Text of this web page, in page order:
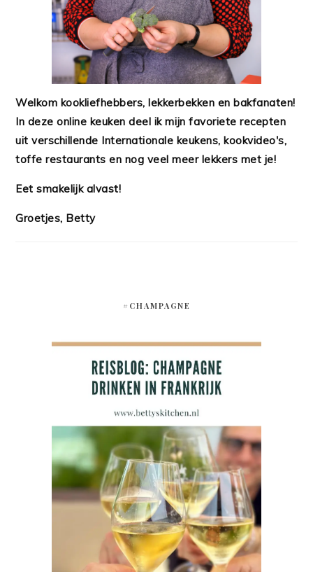
Welkom kookliefhebbers, lekkerbekken en bakfanaten!
In deze online keuken deel ik mijn favoriete recepten
uit verschillende Internationale keukens, kookvideo's,
toffe restaurants en nog veel meer lekkers met je!
Eet smakelijk alvast!
Groetjes, Betty
#CHAMPAGNE